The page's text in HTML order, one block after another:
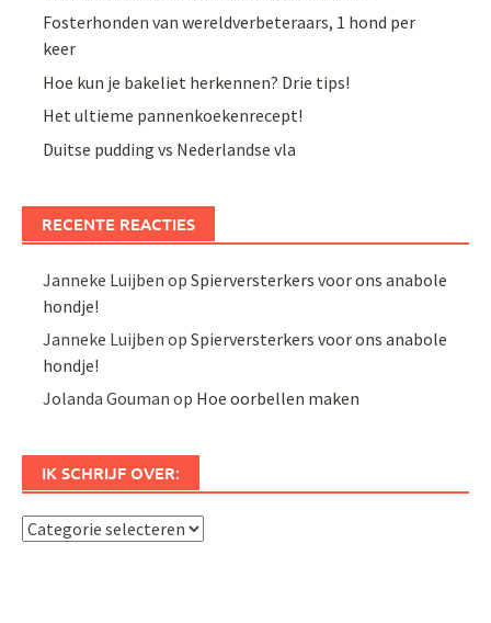
Fosterhonden van wereldverbeteraars, 1 hond per
keer
Hoe kun je bakeliet herkennen? Drie tips!
Het ultieme pannenkoekenrecept!
Duitse pudding vs Nederlandse vla
RECENTE REACTIES
Janneke Luijben opSpierversterkers voor ons anabole
hondje!
Janneke Luijben opSpierversterkers voor ons anabole
hondje!
Jolanda Gouman op Hoe oorbellen maken
IK SCHRIJF OVER:
Ik